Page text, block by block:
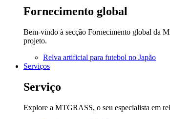
Fornecimento global
Bem-vindo à secção Fornecimento global da
projeto.
Relva artificial para futebol no Japão
Serviços
Serviço
Explore a MTGRASS, o seu especialista em